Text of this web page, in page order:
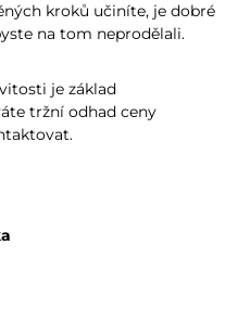
kroků učiníte, je dobré
na tom neprodělali.
je základ
tržní odhad ceny